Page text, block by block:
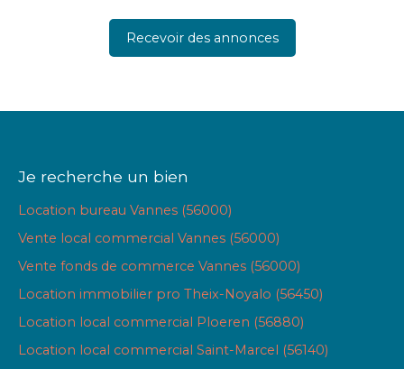
Recevoir des annonces
Je recherche un bien
Location bureau Vannes (56000)
Vente local commercial Vannes (56000)
Vente fonds de commerce Vannes (56000)
Location immobilier pro Theix-Noyalo (56450)
Location local commercial Ploeren (56880)
Location local commercial Saint-Marcel (56140)